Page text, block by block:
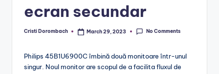
ecran secundar
Posted
Cristi Dorombach March 29, 2023 No Comments
Philips 45B1U6900C îmbină două monitoare într-unul
singur. Noul monitor are scopul de a facilita fluxul de